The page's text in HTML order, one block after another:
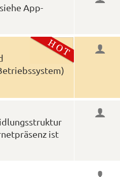
App-
ist